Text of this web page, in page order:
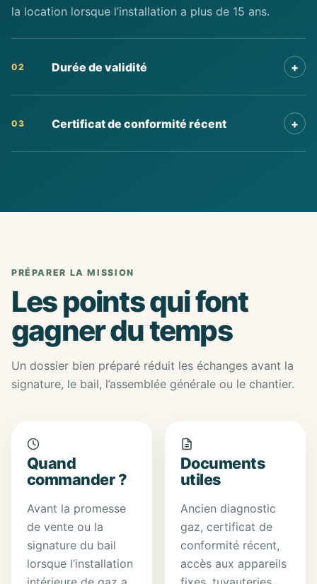
la location lorsque l’installation a plus de 15 ans.
02 Durée de validité +
03 Certificat de conformité récent +
PRÉPARER LA MISSION
Les points qui font
gagner du temps
Un dossier bien préparé réduit les échanges avant la
signature, le bail, l’assemblée générale ou le chantier.
Quand
commander ?
Avant la promesse
de vente ou la
signature du bail
lorsque l’installation
Documents
utiles
Ancien diagnostic
gaz, certificat de
conformité récent,
accès aux appareils